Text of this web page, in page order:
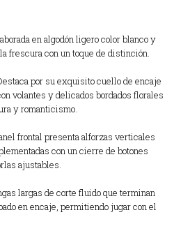
en algodón ligero color blanco y
frescura con un toque de distinción.
por su exquisito cuello de encaje
volantes y delicados bordados florales
y romanticismo.
frontal presenta alforzas verticales
con un cierre de botones
ajustables.
largas de corte fluido que terminan
en encaje, permitiendo jugar con el